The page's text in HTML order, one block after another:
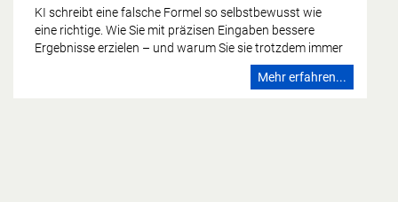
KI schreibt eine falsche Formel so selbstbewusst wie
eine richtige. Wie Sie mit präzisen Eingaben bessere
Ergebnisse erzielen – und warum Sie sie trotzdem immer
gegenprüfen sollten. Die KI kennt keinen Zweifel Wer
schon einmal eine Formel falsch gebaut hat, kennt das
Mehr erfahren...